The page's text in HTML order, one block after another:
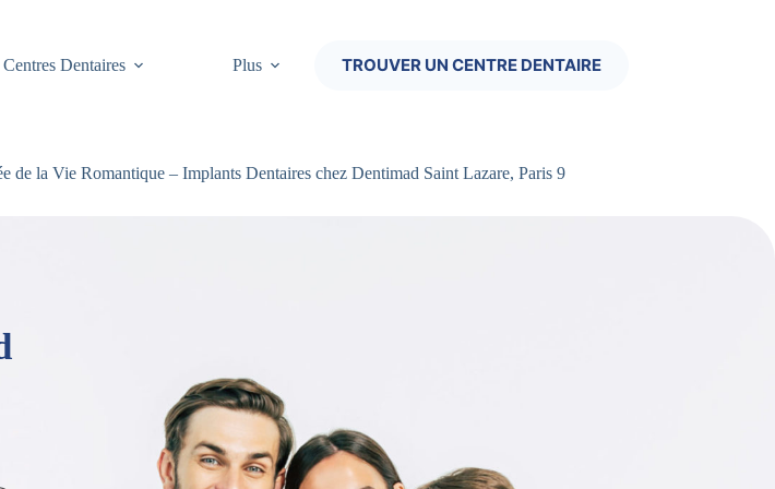
Dentaires Plus TROUVER UN CENTRE DENTAIRE
de la Vie Romantique – Implants Dentaires chez Dentimad Saint Lazare, Paris 9